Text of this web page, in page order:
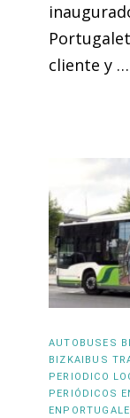
cliente y …
AUTOBUSES
BIZKAIBUS
PERIODICO
PERIÓDICOS